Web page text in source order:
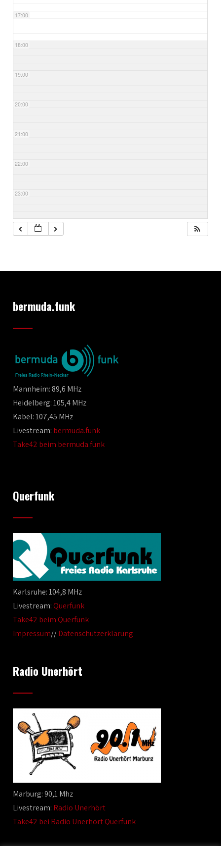
17:00
18:00
19:00
20:00
21:00
22:00
23:00
bermuda.funk
Mannheim: 89,6 MHz
Heidelberg: 105,4 MHz
Kabel: 107,45 MHz
Livestream: bermuda.funk
Take42 beim bermuda.funk
Querfunk
Karlsruhe: 104,8 MHz
Livestream:Querfunk
Take42 beim Querfunk
Impressum//Datenschutzerklärung
Radio Unerhört
Marburg: 90,1 Mhz
Livestream: Radio Unerhört
Take42 bei Radio Unerhört Querfunk